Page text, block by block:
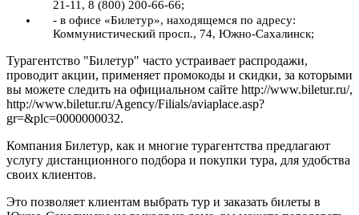
21-11, 8 (800) 200-66-66;
- в офисе «Билетур», находящемся по адресу:
Коммунистический просп., 74, Южно-Сахалинск;
Турагентство "Билетур" часто устраивает распродажи,
проводит акции, применяет промокоды и скидки, за которыми
вы можете следить на официальном сайте http://www.biletur.ru/,
http://www.biletur.ru/Agency/Filials/aviaplace.asp?
gr=&plc=0000000032.
Компания Билетур, как и многие турагентства предлагают
услугу дистанционного подбора и покупки тура, для удобства
своих клиентов.
Это позволяет клиентам выбрать тур и заказать билеты в